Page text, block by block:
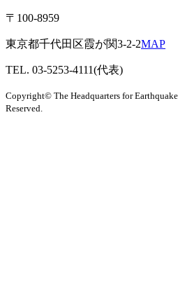
〒100-8959
東京都千代田区霞が関3-2-2MAP
TEL. 03-5253-4111(代表)
Copyright© The Headquarters for
Reserved.